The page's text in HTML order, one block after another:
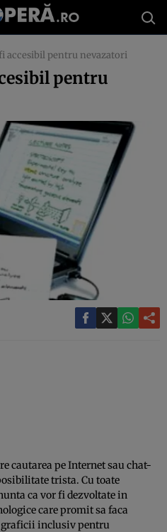
accesibil pentru nevazatori
pentru
cautarea pe Internet sau chat-
trista. Cu toate
ca vor fi dezvoltate in
care promit sa faca
graficii inclusiv pentru